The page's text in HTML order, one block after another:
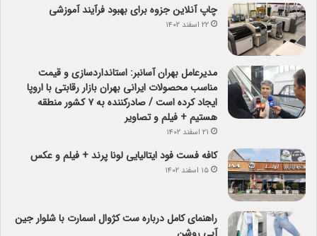
چاپ آنلاین جزوه برای بهبود فرآیند آموزشی
۲۲ اسفند ۱۴۰۲
مدیرعامل بهران آسانبر: استانداردسازی و قیمت
مناسب محصولات ایرانی بهران بازار رقابتی با اروپا
ایجاد کرده است / صادرکننده به ۷ کشور منطقه
هستیم + فیلم و تصاویر
۲۱ اسفند ۱۴۰۲
کافه فست فود ایتالیایی لونا پرند + فیلم و عکس
۱۵ اسفند ۱۴۰۲
راهنمای کامل درباره ست کژوال اسمارت با شلوار جین